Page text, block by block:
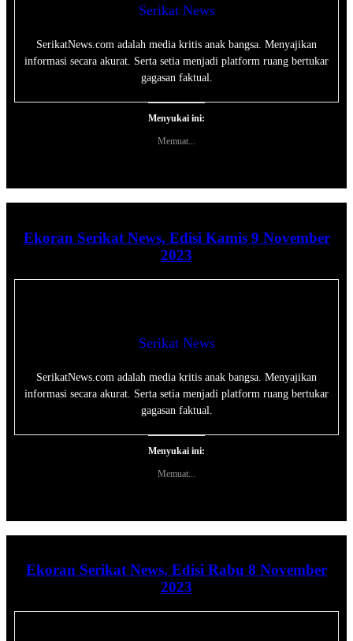
Serikat News
SerikatNews.com adalah media kritis anak bangsa. Menyajikan
informasi secara akurat. Serta setia menjadi platform ruang bertukar
gagasan faktual.
Menyukai ini:
Memuat...
Ekoran Serikat News, Edisi Kamis 9 November
2023
Serikat News
SerikatNews.com adalah media kritis anak bangsa. Menyajikan
informasi secara akurat. Serta setia menjadi platform ruang bertukar
gagasan faktual.
Menyukai ini:
Memuat...
Ekoran Serikat News, Edisi Rabu 8 November
2023